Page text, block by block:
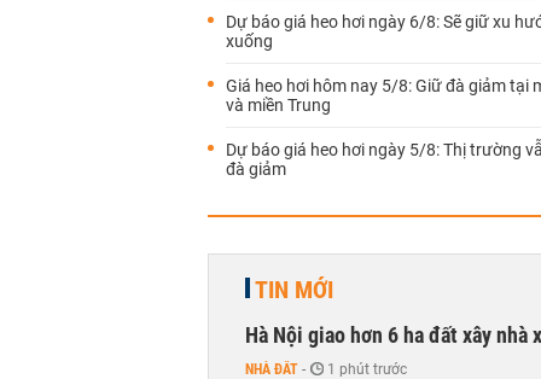
Dự báo giá heo hơi ngày 6/8: Sẽ giữ xu
xuống
Giá heo hơi hôm nay 5/8: Giữ đà giảm tại
và miền Trung
Dự báo giá heo hơi ngày 5/8: Thị trường
đà giảm
TIN MỚI
Hà Nội giao hơn 6 ha đất xây nhà
NHÀ ĐẤT - 1 phút trước